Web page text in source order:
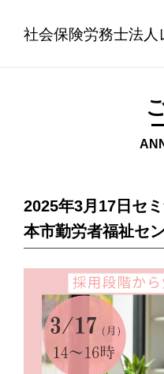
社会保険労務士法人
2025年3月17日セ
本市勤労者福祉セ